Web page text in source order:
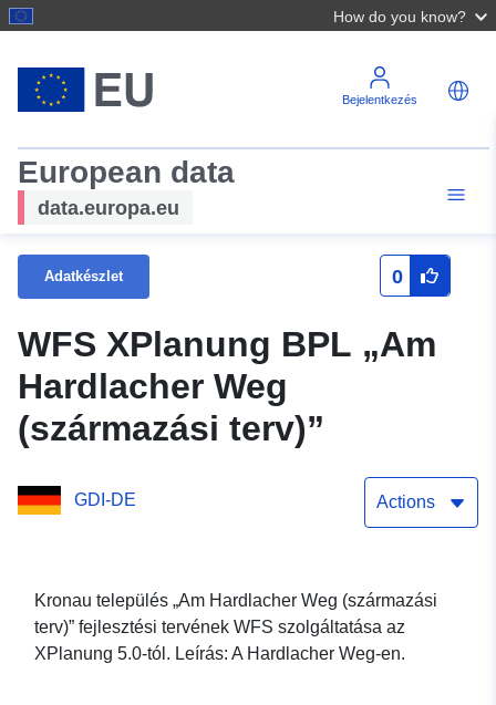
How do you know?
Bejelentkezés
European data
data.europa.eu
Adatkészlet 0
WFS XPlanung BPL „Am
Hardlacher Weg
(származási terv)”
GDI-DE Actions
Kronau település „Am Hardlacher Weg (származási
terv)” fejlesztési tervének WFS szolgáltatása az
XPlanung 5.0-tól. Leírás: A Hardlacher Weg-en.